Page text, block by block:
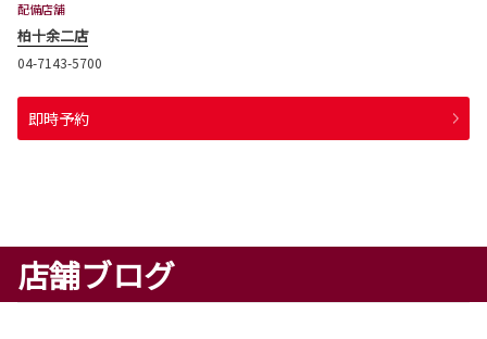
配備店舗
柏十余二店
04-7143-5700
即時予約
店舗ブログ